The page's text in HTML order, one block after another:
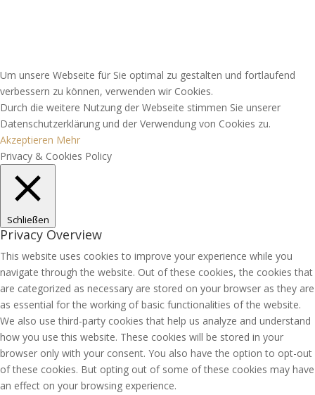
Um unsere Webseite für Sie optimal zu gestalten und fortlaufend
verbessern zu können, verwenden wir Cookies.
Durch die weitere Nutzung der Webseite stimmen Sie unserer
Datenschutzerklärung und der Verwendung von Cookies zu.
Akzeptieren Mehr
Privacy & Cookies Policy
Schließen
Privacy Overview
This website uses cookies to improve your experience while you
navigate through the website. Out of these cookies, the cookies that
are categorized as necessary are stored on your browser as they are
as essential for the working of basic functionalities of the website.
We also use third-party cookies that help us analyze and understand
how you use this website. These cookies will be stored in your
browser only with your consent. You also have the option to opt-out
of these cookies. But opting out of some of these cookies may have
an effect on your browsing experience.